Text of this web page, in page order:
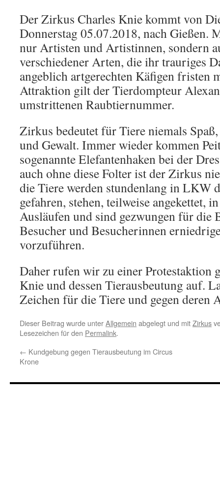
Der Zirkus Charles Knie kommt von
Donnerstag 05.07.2018, nach Gießen.
nur Artisten und Artistinnen, sondern
verschiedener Arten, die ihr trauriges
angeblich artgerechten Käfigen fristen
Attraktion gilt der Tierdompteur
umstrittenen Raubtiernummer.
Zirkus bedeutet für Tiere niemals
und Gewalt. Immer wieder kommen
sogenannte Elefantenhaken bei der
auch ohne diese Folter ist der Zirkus
die Tiere werden stundenlang in LKW
gefahren, stehen, teilweise angekettet,
Ausläufen und sind gezwungen für die
Besucher und Besucherinnen
vorzuführen.
Daher rufen wir zu einer Protestaktion
Knie und dessen Tierausbeutung auf.
Zeichen für die Tiere und gegen deren
Dieser Beitrag wurde unterAllgemein abgelegt und mitZirkus
Lesezeichen für den Permalink.
← Kundgebung gegen Tierausbeutung im Circus
Krone